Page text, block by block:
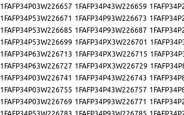
1FAFP34P03W226657 1FAFP34P43W226659
1FAFP34P53W226671 1FAFP34P93W226673
1FAFP34P53W226685 1FAFP34P93W226687
1FAFP34P53W226699 1FAFP34PX3W226701
1FAFP34P63W226713 1FAFP34PX3W226715
1FAFP34P63W226727 1FAFP34PX3W226729
1FAFP34P03W226741 1FAFP34P43W226743
1FAFP34P03W226755 1FAFP34P43W226757
1FAFP34P03W226769 1FAFP34P93W226771